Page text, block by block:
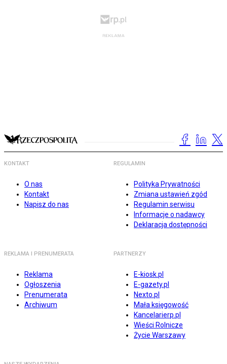
KONTAKT
O nas
Kontakt
Napisz do nas
REGULAMIN
Polityka Prywatności
Zmiana ustawień zgód
Regulamin serwisu
Informacje o nadawcy
Deklaracja dostępności
REKLAMA I PRENUMERATA
Reklama
Ogłoszenia
Prenumerata
Archiwum
PARTNERZY
E-kiosk.pl
E-gazety.pl
Nexto.pl
Mała księgowość
Kancelarierp.pl
Wieści Rolnicze
Życie Warszawy